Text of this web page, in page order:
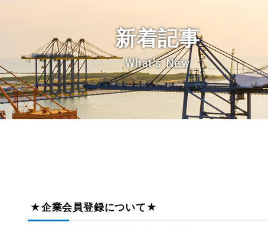
新着記事
What's New
★企業会員登録について★